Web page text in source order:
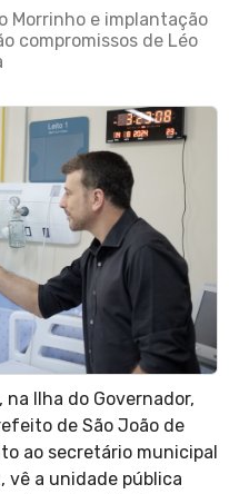
Morrinho e implantação
compromissos de Léo
Ilha do Governador,
de São João de
ao secretário municipal
vê a unidade pública